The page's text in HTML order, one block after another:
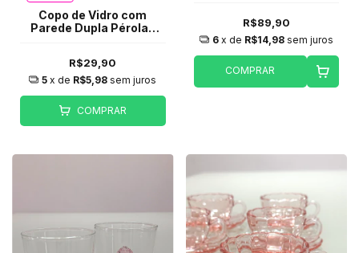
Copo de Vidro com
Parede Dupla Pérolas
R$29,90
5 x de R$5,98 sem juros
COMPRAR
R$89,90
6 x de R$14,98 sem juros
COMPRAR